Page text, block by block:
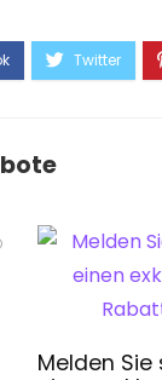
Melden Sie